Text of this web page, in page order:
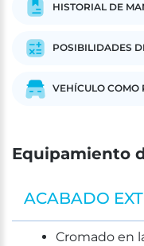
HISTORIAL DE
POSIBILIDADES
VEHÍCULO COMO
Equipamiento
ACABADO
Cromado en